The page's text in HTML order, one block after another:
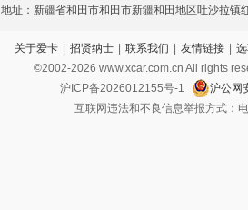
地址：新疆省和田市和田市新疆和田地区吐沙拉镇
638号
关于爱卡 | 招贤纳士 | 联系我们 | 友情链接 |
©2002-2026 www.xcar.com.cn All rights
沪ICP备2026012155号-1
沪公网
互联网违法和不良信息举报方式：